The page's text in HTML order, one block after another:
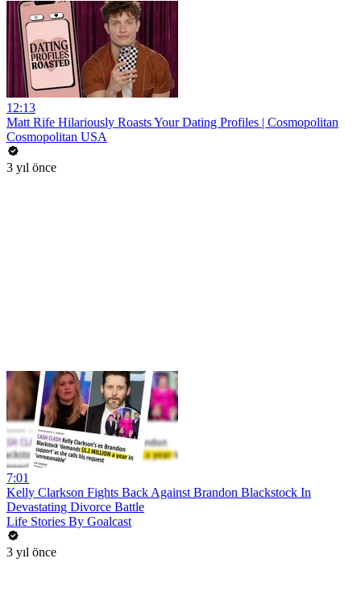
12:13
Matt Rife Hilariously Roasts Your Dating Profiles | Cosmopolitan
Cosmopolitan USA
3 yıl önce
7:01
Kelly Clarkson Fights Back Against Brandon Blackstock In
Devastating Divorce Battle
Life Stories By Goalcast
3 yıl önce